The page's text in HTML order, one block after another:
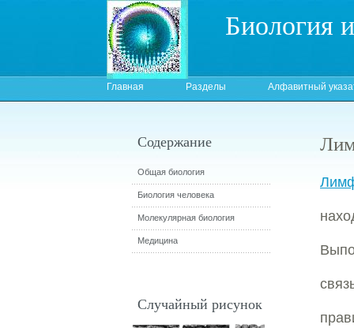
Биология
Главная Разделы Алфавитный
Содержание
Общая биология
Биология человека
Молекулярная биология
Медицина
Случайный рисунок